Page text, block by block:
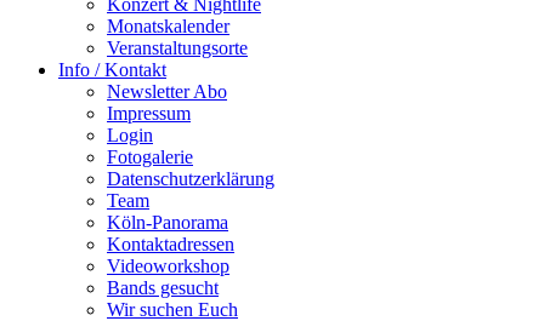
Konzert & Nightlife
Monatskalender
Veranstaltungsorte
Info / Kontakt
Newsletter Abo
Impressum
Login
Fotogalerie
Datenschutzerklärung
Team
Köln-Panorama
Kontaktadressen
Videoworkshop
Bands gesucht
Wir suchen Euch